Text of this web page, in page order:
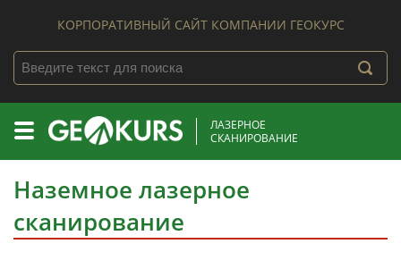
КОРПОРАТИВНЫЙ САЙТ КОМПАНИИ ГЕОКУРС
ЛАЗЕРНОЕ
СКАНИРОВАНИЕ
Наземное лазерное
сканирование